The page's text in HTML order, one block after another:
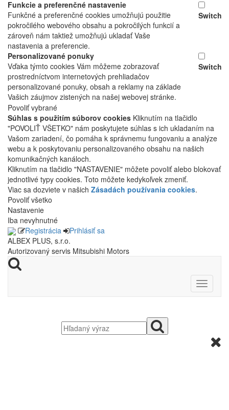
Funkcie a preferenčné nastavenie
Funkčné a preferenčné cookies umožňujú použitie
pokročilého webového obsahu a pokročilých funkcií a
zároveň nám taktiež umožňujú ukladať Vaše
nastavenia a preferencie.
Switch
Personalizované ponuky
Vďaka týmto cookies Vám môžeme zobrazovať
prostredníctvom internetových prehliadačov
personalizované ponuky, obsah a reklamy na základe
Vašich záujmov zistených na našej webovej stránke.
Switch
Povoliť vybrané
Súhlas s použitím súborov cookies Kliknutím na tlačidlo
"POVOLIŤ VŠETKO" nám poskytujete súhlas s ich ukladaním na
Vašom zariadení, čo pomáha k správnemu fungovaniu a analýze
webu a k poskytovaniu personalizovaného obsahu na našich
komunikačných kanáloch.
Kliknutím na tlačidlo "NASTAVENIE" môžete povoliť alebo blokovať
jednotlivé typy cookies. Toto môžete kedykoľvek zmeniť.
Viac sa dozviete v našich Zásadách používania cookies.
Povoliť všetko
Nastavenie
Iba nevyhnutné
Registrácia
Prihlásiť sa
ALBEX PLUS, s.r.o.
Autorizovaný servis Mitsubishi Motors